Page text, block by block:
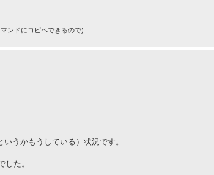
ンドにコピペできるので)
うかもうしている）状況です。
た。